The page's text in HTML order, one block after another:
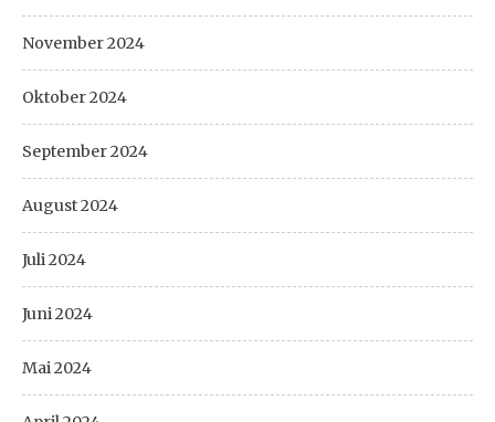
November 2024
Oktober 2024
September 2024
August 2024
Juli 2024
Juni 2024
Mai 2024